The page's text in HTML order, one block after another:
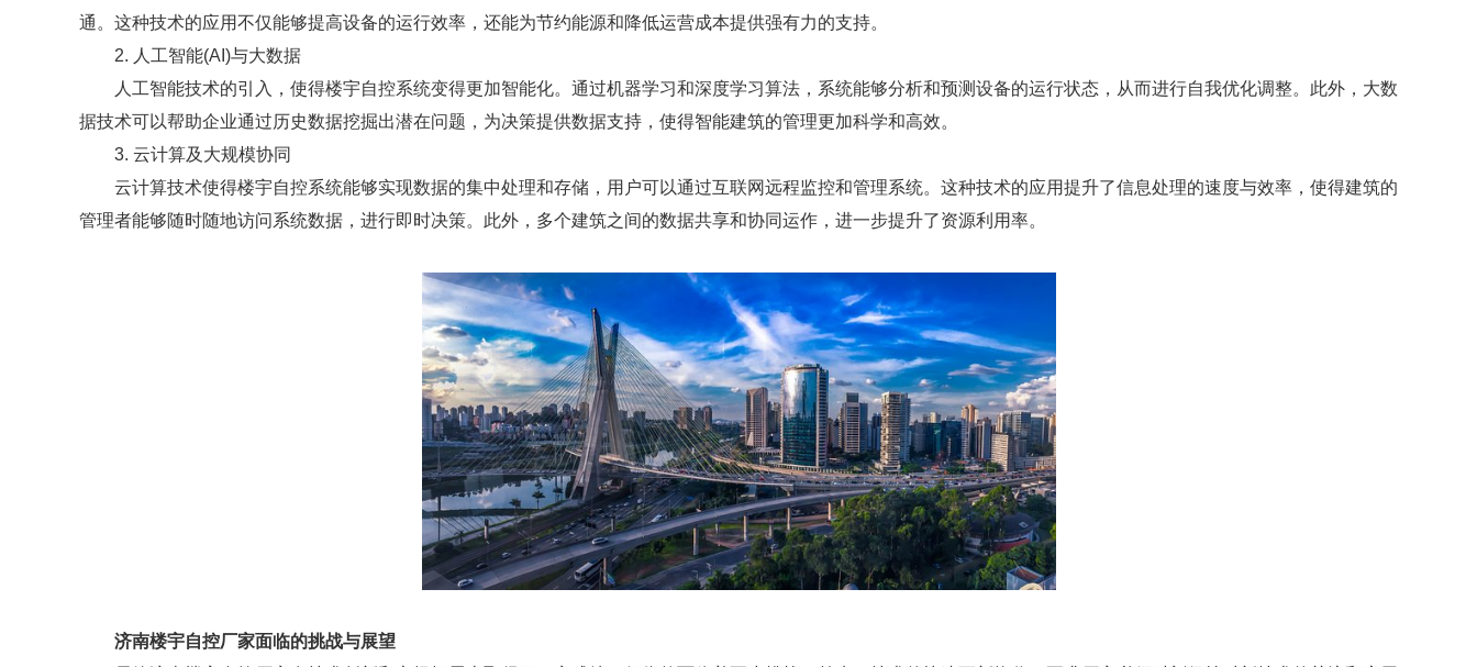
通。这种技术的应用不仅能够提高设备的运行效率，还能为节约能源和降低运营成本提供强有力的支持。
2. 人工智能(AI)与大数据
人工智能技术的引入，使得楼宇自控系统变得更加智能化。通过机器学习和深度学习算法，系统能够分析和预测设备的运行状态，从而进行自我优化调整。此外，大数
据技术可以帮助企业通过历史数据挖掘出潜在问题，为决策提供数据支持，使得智能建筑的管理更加科学和高效。
3. 云计算及大规模协同
云计算技术使得楼宇自控系统能够实现数据的集中处理和存储，用户可以通过互联网远程监控和管理系统。这种技术的应用提升了信息处理的速度与效率，使得建筑的
管理者能够随时随地访问系统数据，进行即时决策。此外，多个建筑之间的数据共享和协同运作，进一步提升了资源利用率。
济南楼宇自控厂家面临的挑战与展望